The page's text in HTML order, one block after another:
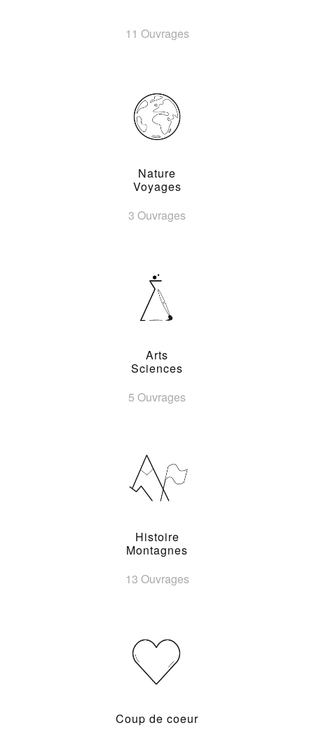
11 Ouvrages
Nature
Voyages
3 Ouvrages
Arts
Sciences
5 Ouvrages
Histoire
Montagnes
13 Ouvrages
Coup de coeur